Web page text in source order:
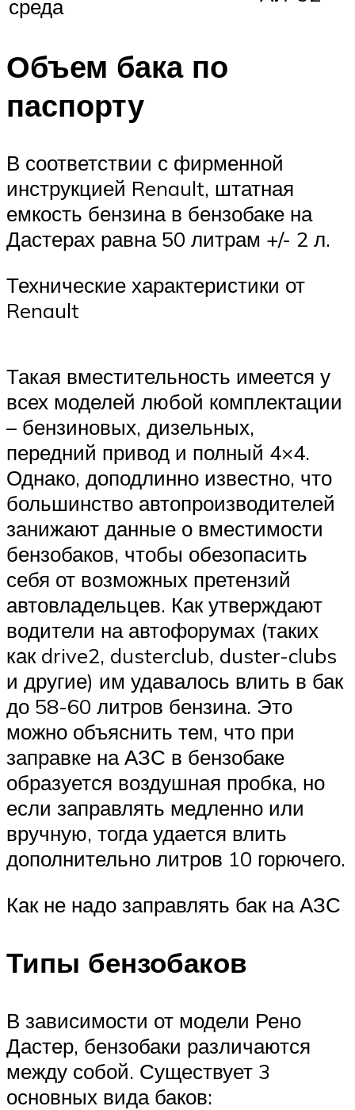
среда
Объем бака по
паспорту
В соответствии с фирменной
инструкцией Renault, штатная
емкость бензина в бензобаке на
Дастерах равна 50 литрам +/- 2 л.
Технические характеристики от
Renault
Такая вместительность имеется у
всех моделей любой комплектации
– бензиновых, дизельных,
передний привод и полный 4×4.
Однако, доподлинно известно, что
большинство автопроизводителей
занижают данные о вместимости
бензобаков, чтобы обезопасить
себя от возможных претензий
автовладельцев. Как утверждают
водители на автофорумах (таких
как drive2, dusterclub, duster-clubs
и другие) им удавалось влить в бак
до 58-60 литров бензина. Это
можно объяснить тем, что при
заправке на АЗС в бензобаке
образуется воздушная пробка, но
если заправлять медленно или
вручную, тогда удается влить
дополнительно литров 10 горючего.
Как не надо заправлять бак на АЗС
Типы бензобаков
В зависимости от модели Рено
Дастер, бензобаки различаются
между собой. Существует 3
основных вида баков: